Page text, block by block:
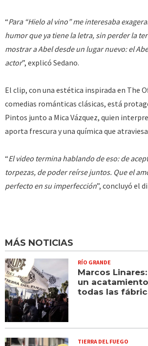
“Para “Hielo al vino” me interesaba
humor que ya tiene la letra, sin perder la
mostrar a Abel desde un lugar nuevo: el
actor”, explicó Sedano.
El clip, con una estética inspirada en The
comedias románticas clásicas, está
Pintos junto a Mica Vázquez, quien
aporta frescura y una química que
“El video termina hablando de eso: de
torpezas, de poder reírse juntos. Que el
perfecto en su imperfección”, concluyó el
MÁS NOTICIAS
RÍO GRANDE
Marcos
un
todas las
TIERRA DEL FUEGO